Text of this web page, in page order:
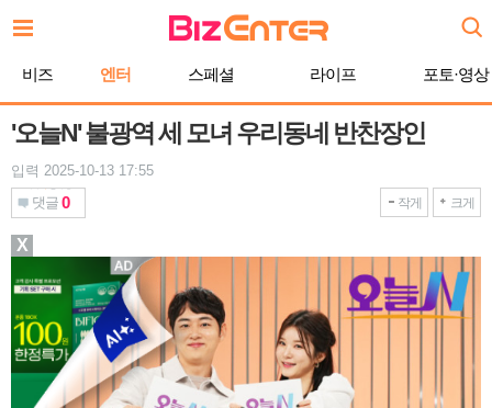
문
비즈 엔터 스페셜 라이프 포토·영상
'오늘N' 불광역 세 모녀 우리동네 반찬장인
입력 2025-10-13 17:55
댓글 0 작게 크게
X